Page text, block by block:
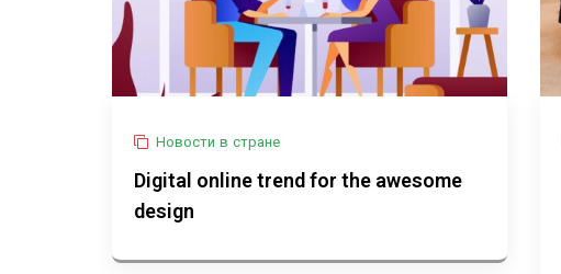
Новости в стране
Digital online trend for the awesome
design